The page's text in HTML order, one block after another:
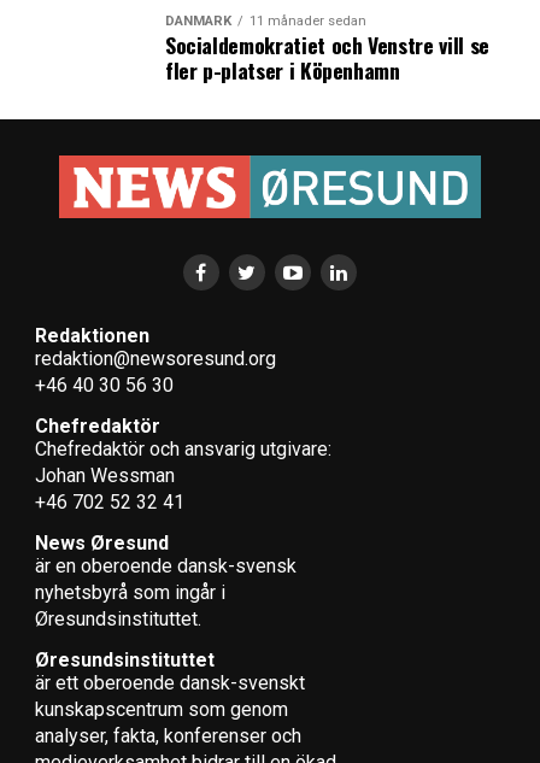
DANMARK 11 månader sedan
Socialdemokratiet och Venstre vill se
fler p-platser i Köpenhamn
Redaktionen
redaktion@newsoresund.org
+46 40 30 56 30
Chefredaktör
Chefredaktör och ansvarig utgivare:
Johan Wessman
+46 702 52 32 41
News Øresund
är en oberoende dansk-svensk
nyhets­byrå som ingår i
Øresundsinstituttet.
Øresundsinstituttet
är ett oberoende dansk-svenskt
kunskapscentrum som genom
analyser, fakta, konferenser och